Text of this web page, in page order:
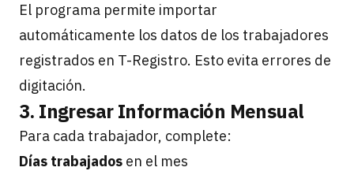
El programa permite importar
automáticamente los datos de los trabajadores
registrados en T-Registro. Esto evita errores de
digitación.
3. Ingresar Información Mensual
Para cada trabajador, complete:
Días trabajados en el mes